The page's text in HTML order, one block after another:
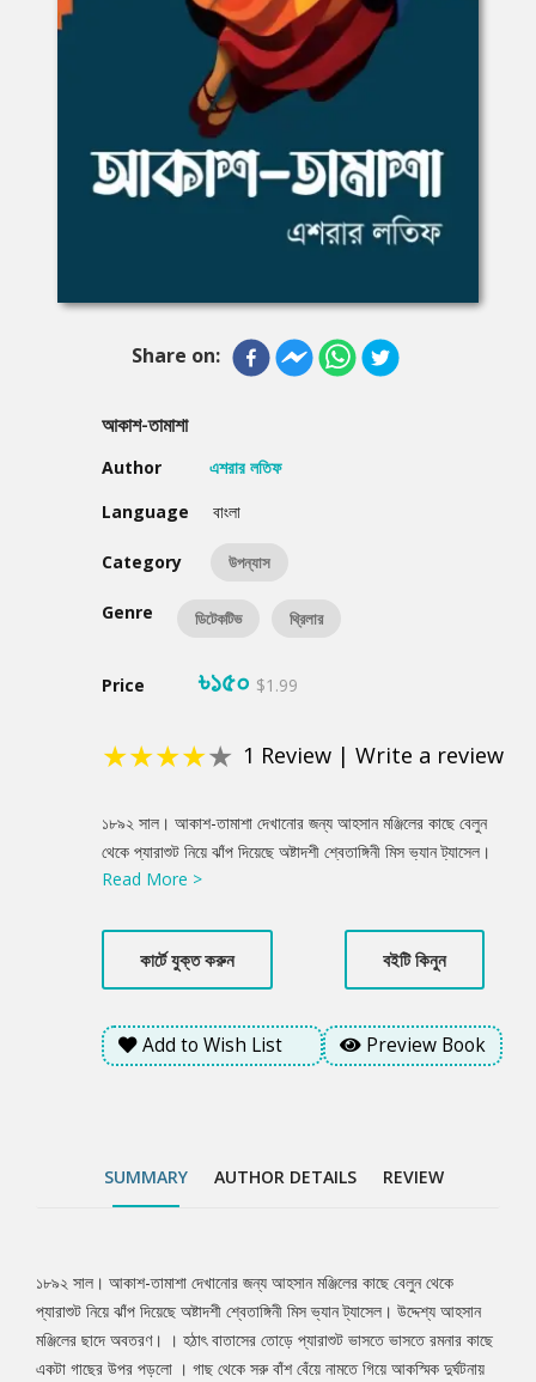
Share on:
আকাশ-তামাশা
Author
এশরার লতিফ
Language
বাংলা
Category উপন্যাস
Genre ডিটেকটিভ থ্রিলার
Price ৳১৫০ $1.99
★★★★★ 1 Review | Write a review
Summery
১৮৯২ সাল। আকাশ-তামাশা দেখানোর জন্য আহসান মঞ্জিলের কাছে বেলুন
থেকে প্যারাশুট নিয়ে ঝাঁপ দিয়েছে অষ্টাদশী শ্বেতাঙ্গিনী মিস ভ্যান ট্যাসেল।
উদ্দেশ্য আহসান মঞ্জিলের ছাদে অবতরণ। । হঠাৎ বাতাসের তোড়ে প্যারাশুট
বেঁয়ে নামতে গিয়ে আকস্মিক দুর্ঘটনায় মৃত্যু ঘটলো মিস ভ্যান ট্যাসেলের।
লোকমুখে ছড়িয়ে গেলো এই মৃত্যুতে ঢাকার নবাব আহসানুল্লাহর হাত আছে।
মিথ্যা কলংক মোচনের জন্য নবাব আহসানউল্লাহ মিস ভ্যান ট্যাসেলের মৃত্যু
রহস্য উদ্ঘাটনের দায়িত্ব দিলেন সদ্য ইতালি ফেরত নবীন গোয়েন্দা নবনীকে।
কিন্তু গোয়েন্দা নবনী যতই রহস্যের গভীরে যাচ্ছে, ততোই বুঝতে পারছে এটা
নবনীর প্রেমিক তীব্র কেন রবীন্দ্রনাথকে দুচোখে দেখতে পারে না? আর হাসন
Read More >
কার্টে যুক্ত করুন বইটি কিনুন
Add to Wish List Preview Book
SUMMARY AUTHOR DETAILS REVIEW
Tab
Article
১৮৯২ সাল। আকাশ-তামাশা দেখানোর জন্য আহসান মঞ্জিলের কাছে বেলুন থেকে
প্যারাশুট নিয়ে ঝাঁপ দিয়েছে অষ্টাদশী শ্বেতাঙ্গিনী মিস ভ্যান ট্যাসেল। উদ্দেশ্য আহসান
মঞ্জিলের ছাদে অবতরণ। । হঠাৎ বাতাসের তোড়ে প্যারাশুট ভাসতে ভাসতে রমনার কাছে
একটা গাছের উপর পড়লো । গাছ থেকে সরু বাঁশ বেঁয়ে নামতে গিয়ে আকস্মিক দুর্ঘটনায়